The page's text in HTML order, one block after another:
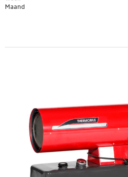
Maand